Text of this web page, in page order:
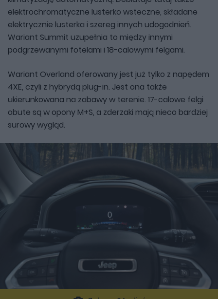
elektrochromatyczne lusterko wsteczne, składane
elektrycznie lusterka i szereg innych udogodnień.
Wariant Summit uzupełnia to między innymi
podgrzewanymi fotelami i 18-calowymi felgami.
Wariant Overland oferowany jest już tylko z napędem
4XE, czyli z hybrydą plug-in. Jest ona także
ukierunkowana na zabawy w terenie. 17-calowe felgi
obute są w opony M+S, a zderzaki mają nieco bardziej
surowy wygląd.